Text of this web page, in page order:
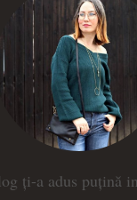
ți-a adus puțină